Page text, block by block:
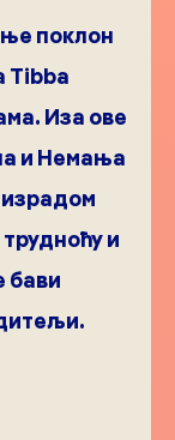
поклон
Tibba
Иза ове
и Немања
израдом
и
бави